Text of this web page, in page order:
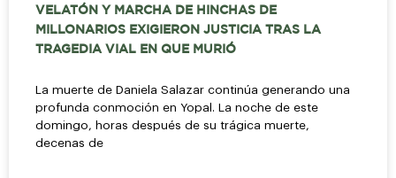
VELATÓN Y MARCHA DE HINCHAS DE
MILLONARIOS EXIGIERON JUSTICIA TRAS LA
TRAGEDIA VIAL EN QUE MURIÓ
La muerte de Daniela Salazar continúa generando una
profunda conmoción en Yopal. La noche de este
domingo, horas después de su trágica muerte,
decenas de